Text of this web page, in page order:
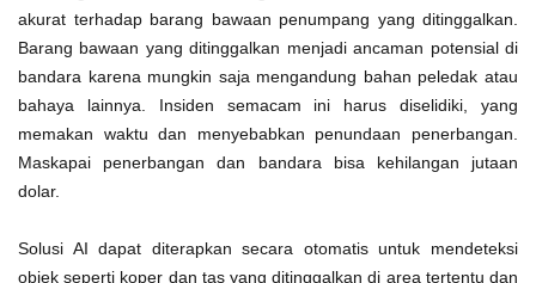
akurat terhadap barang bawaan penumpang yang ditinggalkan.
Barang bawaan yang ditinggalkan menjadi ancaman potensial di
bandara karena mungkin saja mengandung bahan peledak atau
bahaya lainnya. Insiden semacam ini harus diselidiki, yang
memakan waktu dan menyebabkan penundaan penerbangan.
Maskapai penerbangan dan bandara bisa kehilangan jutaan
dolar.
Solusi AI dapat diterapkan secara otomatis untuk mendeteksi
objek seperti koper dan tas yang ditinggalkan di area tertentu dan